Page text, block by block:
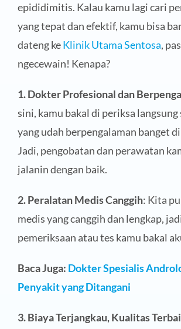
epididimitis. Kalau kamu lagi cari
yang tepat dan efektif, kamu bisa
dateng keKlinik Utama Sentosa,
ngecewain! Kenapa?
1. Dokter Profesional dan
sini, kamu bakal di periksa
yang udah berpengalaman banget
Jadi, pengobatan dan perawatan
jalanin dengan baik.
2. Peralatan Medis Canggih: Kita
medis yang canggih dan lengkap,
pemeriksaan atau tes kamu bakal
Baca Juga: Dokter Spesialis
Penyakit yang Ditangani
3. Biaya Terjangkau, Kualitas